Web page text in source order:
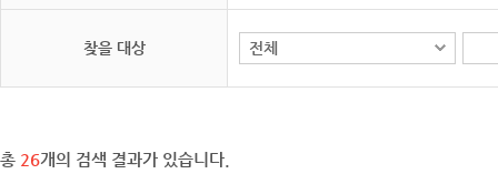
찾을 대상
총 26개의 검색 결과가 있습니다.